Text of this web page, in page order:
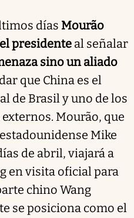
días Mourão
presidente al señalar
sino un aliado
que China es el
de Brasil y uno de los
Mourão, que
Mike
de abril, viajará a
en visita oficial para
chino Wang
se posiciona como el